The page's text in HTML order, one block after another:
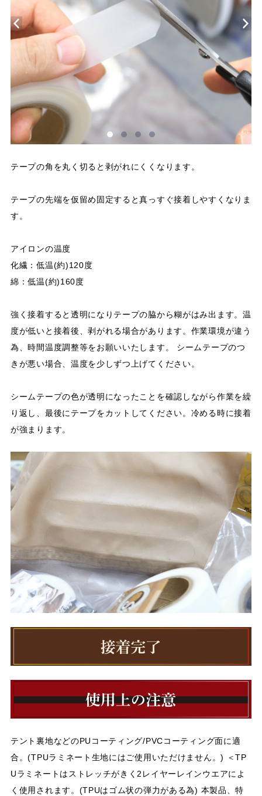
テープの角を丸く切ると剥がれにくくなります。
テープの先端を仮留め固定すると真っすぐ接着しやすくなりま
す。
アイロンの温度
化繊：低温(約)120度 ​​​​​​​
綿：低温(約)160度 ​​​​​​​
強く接着すると透明になりテープの脇から糊がはみ出ます。温
度が低いと接着後、剥がれる場合があります。作業環境が違う
為、時間温度調整等をお願いいたします。 シームテープのつ
きが悪い場合、温度を少しずつ上げてください。
シームテープの色が透明になったことを確認しながら作業を繰
り返し、最後にテープをカットしてください。冷める時に接着
が強まります。
テント裏地などのPUコーティング/PVCコーティング面に適
合。(TPUラミネート生地にはご使用いただけません。) ＜TP
Uラミネートはストレッチがきく2レイヤーレインウエアによ
く使用されます。(TPUはゴム状の弾力がある為) 本製品、特